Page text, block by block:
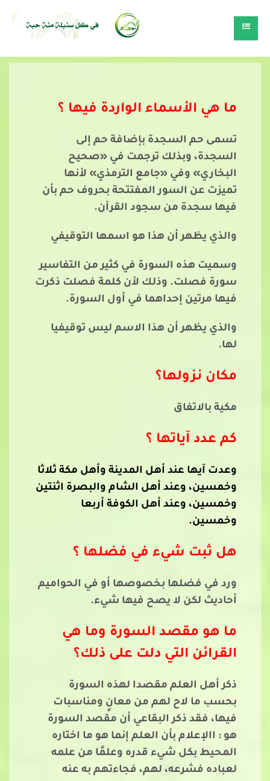
ما هي الأسماء الواردة فيها ؟
تسمى حم السجدة بإضافة حم إلى
السجدة، وبذلك ترجمت في «صحيح
البخاري» وفي «جامع الترمذي» لأنها
تميزت عن السور المفتتحة بحروف حم بأن
فيها سجدة من سجود القرآن.
والذي يظهر أن هذا هو اسمها التوقيفي
وسميت هذه السورة في كثير من التفاسير
سورة فصلت. وذلك لأن كلمة فصلت ذكرت
فيها مرتين إحداهما في أول السورة.
والذي يظهر أن هذا الاسم ليس توقيفيا
لها.
مكان نزولها؟
مكية بالاتفاق
كم عدد آياتها ؟
وعدت آيها عند أهل المدينة وأهل مكة ثلاثا
وخمسين، وعند أهل الشام والبصرة اثنتين
وخمسين، وعند أهل الكوفة أربعا
وخمسين.
هل ثبت شيء في فضلها ؟
ورد في فضلها بخصوصها أو في الحواميم
أحاديث لكن لا يصح فيها شيء.
ما هو مقصد السورة وما هي
القرائن التي دلت على ذلك؟
ذكر أهل العلم مقصدا لهذه السورة
بحسب ما لاح لهم من معانٍ ومناسبات
فيها، فقد ذكر البقاعي أن مقصد السورة
هو : االإعلام بأن العلم إنما هو ما اختاره
المحيط بكل شيء قدره وعلمًا من علمه
لعباده فشرعه، لهم، فجاءتهم به عنه